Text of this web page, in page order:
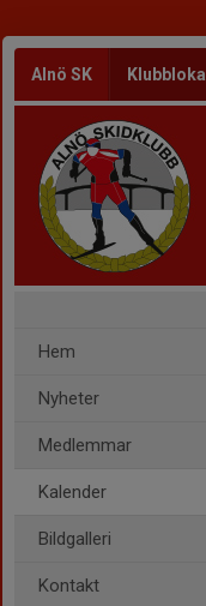
Alnö SK Klubblokal
Hem
Nyheter
Medlemmar
Kalender
Bildgalleri
Kontakt